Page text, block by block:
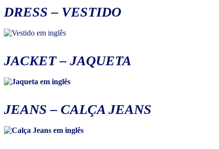
DRESS – VESTIDO
JACKET– JAQUETA
JEANS – CALÇA JEANS